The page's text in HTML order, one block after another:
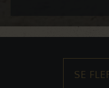
SE